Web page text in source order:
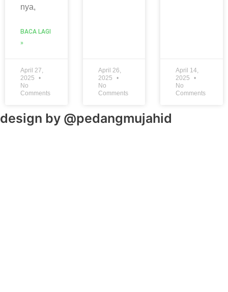
nya,
BACA LAGI
»
April 27,
2025
No
Comments
April 26,
2025
No
Comments
April 14,
2025
No
Comments
design by @pedangmujahid